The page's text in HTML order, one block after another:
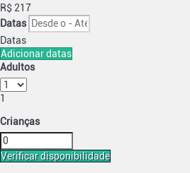
R$ 217
Datas
Datas
Adicionar datas
Adultos
1
Crianças
Verificar disponibilidade